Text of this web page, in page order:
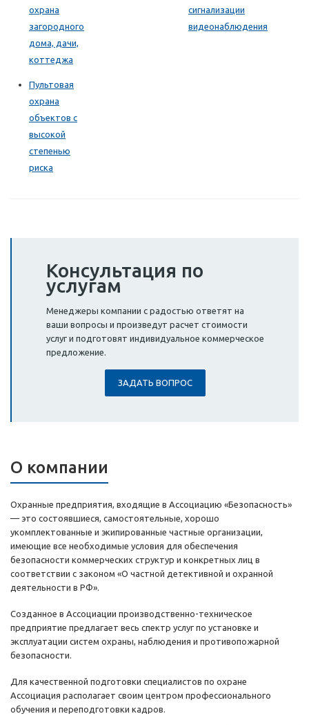
охрана
загородного
дома, дачи,
коттеджа
сигнализации
видеонаблюдения
Пультовая
охрана
объектов с
высокой
степенью
риска
Консультация по
услугам
Менеджеры компании с радостью ответят на
ваши вопросы и произведут расчет стоимости
услуг и подготовят индивидуальное коммерческое
предложение.
ЗАДАТЬ ВОПРОС
О компании
Охранные предприятия, входящие в Ассоциацию «Безопасность»
— это состоявшиеся, самостоятельные, хорошо
укомплектованные и экипированные частные организации,
имеющие все необходимые условия для обеспечения
безопасности коммерческих структур и конкретных лиц в
соответствии с законом «О частной детективной и охранной
деятельности в РФ».
Созданное в Ассоциации производственно-техническое
предприятие предлагает весь спектр услуг по установке и
эксплуатации систем охраны, наблюдения и противопожарной
безопасности.
Для качественной подготовки специалистов по охране
Ассоциация располагает своим центром профессионального
обучения и переподготовки кадров.